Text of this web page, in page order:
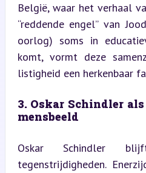
België, waar het verhaal
“reddende engel” van
oorlog) soms in
komt, vormt deze
listigheid een herkenbaar
3. Oskar Schindler
mensbeeld
Oskar Schindler
tegenstrijdigheden.